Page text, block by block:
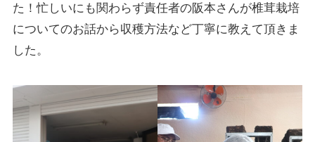
た！忙しいにも関わらず責任者の阪本さんが椎茸栽培
についてのお話から収穫方法など丁寧に教えて頂きま
した。